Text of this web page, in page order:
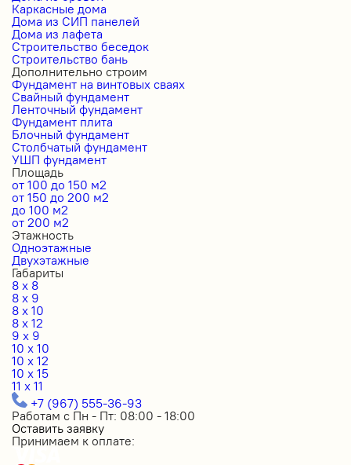
Каркасные дома
Дома из СИП панелей
Дома из лафета
Строительство беседок
Строительство бань
Дополнительно строим
Фундамент на винтовых сваях
Свайный фундамент
Ленточный фундамент
Фундамент плита
Блочный фундамент
Столбчатый фундамент
УШП фундамент
Площадь
от 100 до 150 м2
от 150 до 200 м2
до 100 м2
от 200 м2
Этажность
Одноэтажные
Двухэтажные
Габариты
8 x 8
8 x 9
8 x 10
8 x 12
9 x 9
10 x 10
10 x 12
10 x 15
11 x 11
+7 (967) 555-36-93
Работам с Пн - Пт: 08:00 - 18:00
Оставить заявку
Принимаем к оплате: